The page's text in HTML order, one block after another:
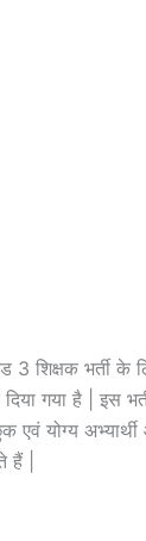
3 शिक्षक
गया है | इस
योग्य
|